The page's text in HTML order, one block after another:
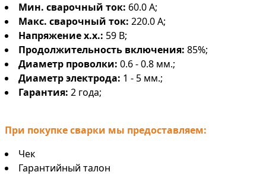
Мин. сварочный ток: 60.0 А;
Макс. сварочный ток: 220.0 А;
Напряжение х.х.: 59 В;
Продолжительность включения: 85%;
Диаметр проволки: 0.6 - 0.8 мм.;
Диаметр электрода: 1 - 5 мм.;
Гарантия: 2 года;
При покупке сварки мы предоставляем:
Чек
Гарантийный талон